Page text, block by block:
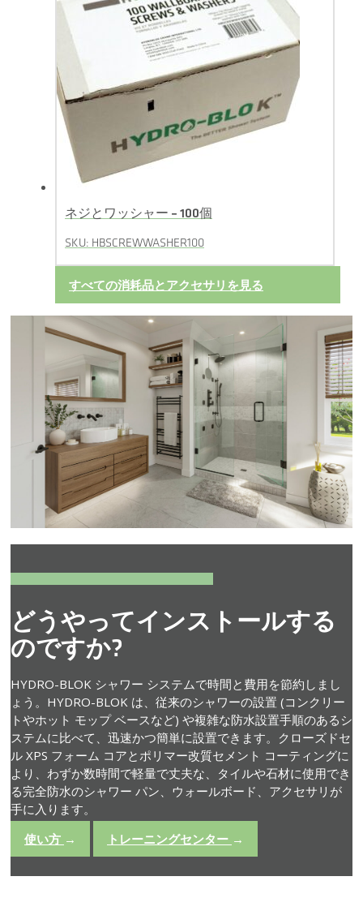
ネジとワッシャー – 100個
SKU: HBSCREWWASHER100
すべての消耗品とアクセサリを見る
どうやってインストールする
のですか?
HYDRO-BLOK シャワー システムで時間と費用を節約しまし
ょう。HYDRO-BLOK は、従来のシャワーの設置 (コンクリー
トやホット モップ ベースなど) や複雑な防水設置手順のあるシ
ステムに比べて、迅速かつ簡単に設置できます。クローズドセ
ル XPS フォーム コアとポリマー改質セメント コーティングに
より、わずか数時間で軽量で丈夫な、タイルや石材に使用でき
る完全防水のシャワー パン、ウォールボード、アクセサリが
手に入ります。
使い方 → トレーニングセンター →